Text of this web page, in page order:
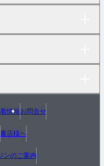
情報お問合せ
書店様へ
ンのご案内